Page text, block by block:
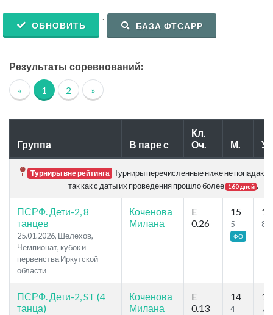
ОБНОВИТЬ
.
БАЗА ФТСАРР
Результаты соревнований:
« 1 2 »
Группа В паре с
Кл.
Оч.
М.
Турниры вне рейтинга Турниры перечисленные ниже не попадают
так как с даты их проведения прошло более
160 дней .
ПСРФ. Дети-2, 8
танцев
25.01.2026, Шелехов,
Чемпионат, кубок и
первенства Иркутской
области
Коченова
Милана
E
0.26
15
5
ФО
18
8
ПСРФ. Дети-2, ST (4
танца)
Коченова
Милана
E
0.13
14
4
17
7